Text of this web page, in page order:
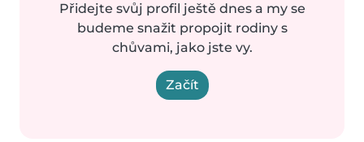
Přidejte svůj profil ještě dnes a my se
budeme snažit propojit rodiny s
chůvami, jako jste vy.
Začít